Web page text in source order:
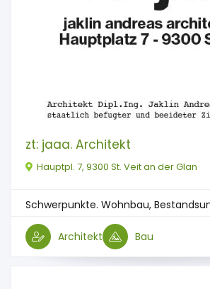
zt: jaaa. Architekt
Hauptpl. 7, 9300 St. Veit an der Glan
Schwerpunkte. Wohnbau,
Architekt Bau